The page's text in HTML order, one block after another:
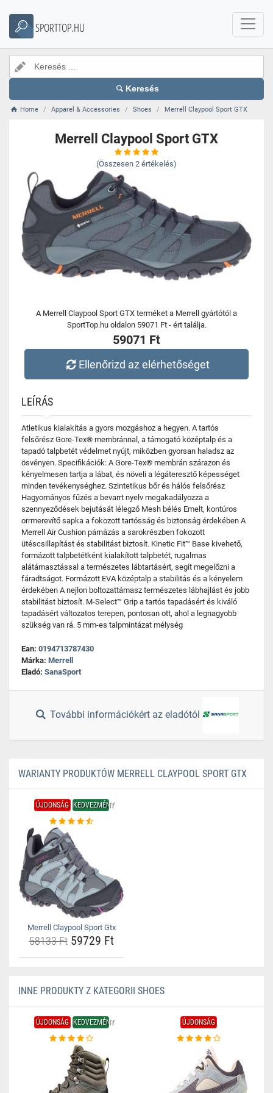
SPORTTOP.HU
Keresés
Home Apparel & Accessories Shoes Merrell Claypool Sport GTX
Merrell Claypool Sport GTX
(Összesen 2 értékelés)
A Merrell Claypool Sport GTX terméket a Merrell gyártótól a
SportTop.hu oldalon 59071 Ft - ért találja.
59071 Ft
Ellenőrizd az elérhetőséget
LEÍRÁS
Atletikus kialakítás a gyors mozgáshoz a hegyen. A tartós
felsőrész Gore-Tex® membránnal, a támogató középtalp és a
tapadó talpbetét védelmet nyújt, miközben gyorsan haladsz az
ösvényen. Specifikációk: A Gore-Tex® membrán szárazon és
kényelmesen tartja a lábat, és növeli a légáteresztő képességet
minden tevékenységhez. Szintetikus bőr és hálós felsőrész
Hagyományos fűzés a bevarrt nyelv megakadályozza a
szennyeződések bejutását lélegző Mesh bélés Emelt, kontúros
orrmerevítő sapka a fokozott tartósság és biztonság érdekében A
Merrell Air Cushion párnázás a sarokrészben fokozott
ütéscsillapítást és stabilitást biztosít. Kinetic Fit™ Base kivehető,
formázott talpbetétként kialakított talpbetét, rugalmas
alátámasztással a természetes lábtartásért, segít megelőzni a
fáradtságot. Formázott EVA középtalp a stabilitás és a kényelem
érdekében A nejlon boltozattámasz természetes lábhajlást és jobb
stabilitást biztosít. M-Select™ Grip a tartós tapadásért és kiváló
tapadásért változatos terepen, pontosan ott, ahol a legnagyobb
szükség van rá. 5 mm-es talpmintázat mélység
Ean: 0194713787430
Márka: Merrell
Eladó: SanaSport
További információkért az eladótól
WARIANTY PRODUKTÓW MERRELL CLAYPOOL SPORT GTX
ÚJDONSÁG KEDVEZMÉNY
Merrell Claypool Sport Gtx
58133 Ft59729 Ft
INNE PRODUKTY Z KATEGORII SHOES
ÚJDONSÁG KEDVEZMÉNY ÚJDONSÁG